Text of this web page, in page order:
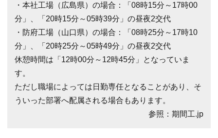
・本社工場（広島県）の場合：「08時15分～17時00
分」、「20時15分～05時39分」の昼夜2交代
・防府工場（山口県）の場合：「08時25分～17時10
分」、「20時25分～05時49分」の昼夜2交代
休憩時間は「12時00分～12時45分」となっていま
す。
ただし職場によっては日勤専任となることがあり、そ
ういった部署へ配属される場合もあります。
参照：期間工.jp